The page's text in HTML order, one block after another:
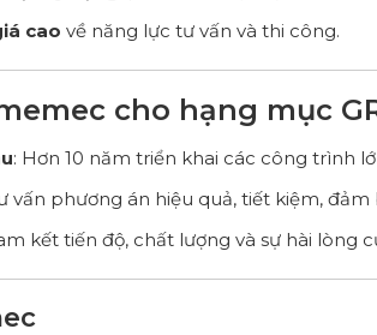
cao về năng lực tư vấn và thi công.
cho hạng mục
: Hơn 10 năm triển khai các công trình
vấn phương án hiệu quả, tiết kiệm,
kết tiến độ, chất lượng và sự hài lòng